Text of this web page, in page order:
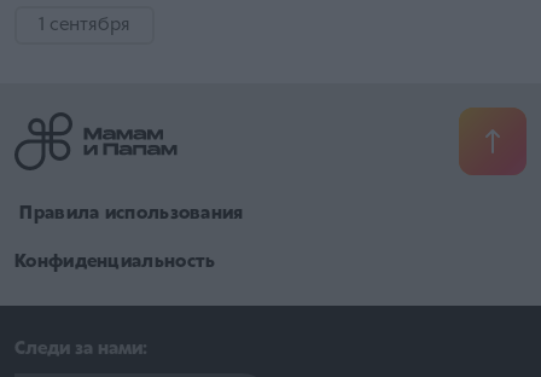
1 сентября
​ Правила использования
Конфиденциальность
Следи за нами: